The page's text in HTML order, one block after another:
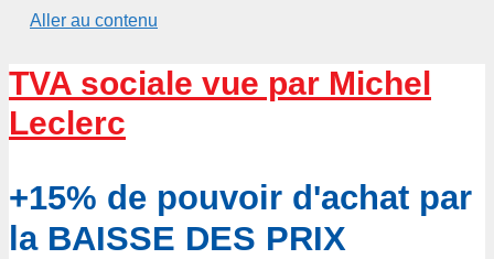
Aller au contenu
TVA sociale vue par Michel
Leclerc
+15% de pouvoir d'achat par
la BAISSE DES PRIX